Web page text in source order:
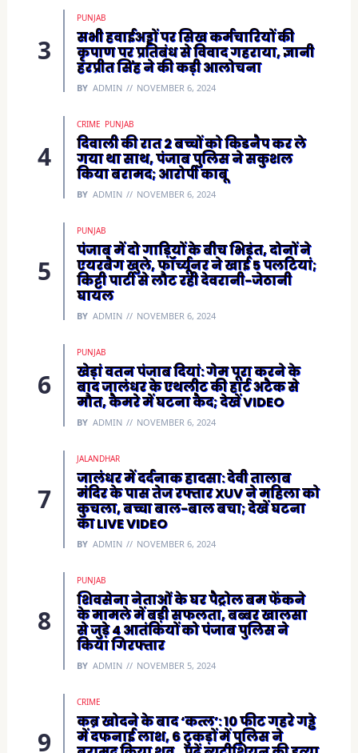
PUNJAB
सभी हवाईअड्डों पर सिख कर्मचारियों की
कृपाण पर प्रतिबंध से विवाद गहराया, ज्ञानी
हरप्रीत सिंह ने की कड़ी आलोचना
BY ADMIN NOVEMBER 6, 2024
CRIME PUNJAB
दिवाली की रात 2 बच्चों को किडनैप कर ले
गया था साथ, पंजाब पुलिस ने सकुशल
किया बरामद; आरोपी काबू
BY ADMIN NOVEMBER 6, 2024
PUNJAB
पंजाब में दो गाड़ियों के बीच भिड़ंत, दोनों ने
एयरबैग खुले, फॉर्च्यूनर ने खाई 5 पलटियां;
किट्टी पार्टी से लौट रही देवरानी-जेठानी
घायल
BY ADMIN NOVEMBER 6, 2024
PUNJAB
खेड़ां वतन पंजाब दियां: गेम पूरा करने के
बाद जालंधर के एथलीट की हार्ट अटैक से
मौत, कैमरे में घटना कैद; देखें VIDEO
BY ADMIN NOVEMBER 6, 2024
JALANDHAR
जालंधर में दर्दनाक हादसा: देवी तालाब
मंदिर के पास तेज रफ्तार XUV ने महिला को
कुचला, बच्चा बाल-बाल बचा; देखें घटना
का LIVE VIDEO
BY ADMIN NOVEMBER 6, 2024
PUNJAB
शिवसेना नेताओं के घर पैट्रोल बम फेंकने
के मामले में बड़ी सफलता, बब्बर खालसा
से जुड़े 4 आतंकियों को पंजाब पुलिस ने
किया गिरफ्तार
BY ADMIN NOVEMBER 5, 2024
CRIME
कब्र खोदने के बाद ‘कत्ल’: 10 फीट गहरे गड्ढे
में दफनाई लाश, 6 टुकड़ों में पुलिस ने